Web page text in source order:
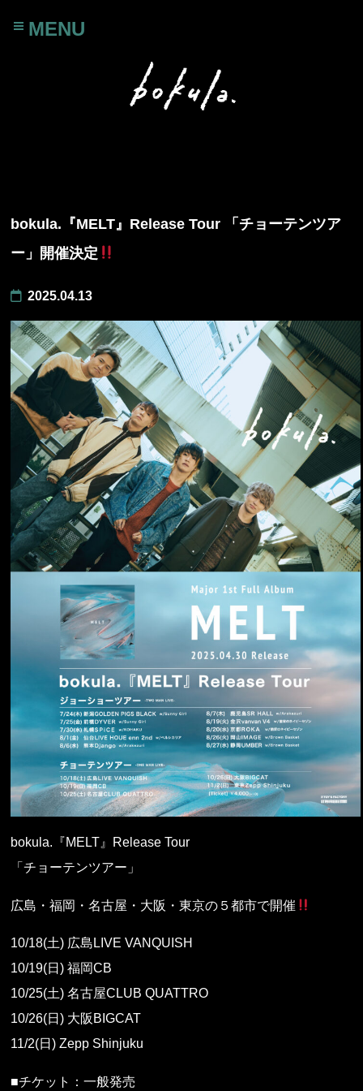
MENU
bokula.『MELT』Release Tour 「チョーテンツア
ー」開催決定
2025.04.13
bokula.『MELT』Release Tour
「チョーテンツアー」
広島・福岡・名古屋・大阪・東京の５都市で開催
10/18(土) 広島LIVE VANQUISH
10/19(日) 福岡CB
10/25(土) 名古屋CLUB QUATTRO
10/26(日) 大阪BIGCAT
11/2(日) Zepp Shinjuku
■チケット：一般発売